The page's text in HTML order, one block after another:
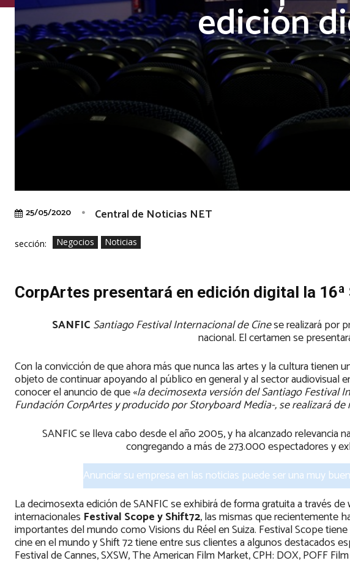
edición
25/05/2020 Central de Noticias NET
sección: Negocios Noticias
CorpArtes presentará en edición digital la 16ª
SANFIC Santiago Festival Internacional de Cinese realizará por
nacional. El certamen se
Con la convicción de que ahora más que nunca las artes y la cultura tienen
objeto de continuar apoyando al público en general y al sector audiovisual
conocer el anuncio de que «la decimosexta versión del Santiago Festival
Fundación CorpArtes y producido por Storyboard Media-, se realizará
SANFIC se lleva cabo desde el año 2005, y ha alcanzado relevancia
congregando a más de 273.000 espectadores y
Anunciar su empresa en las noticias puede ser una muy
La decimosexta edición de SANFIC se exhibirá de forma gratuita a través
internacionales Festival Scope y Shift72, las mismas que recientemente
importantes del mundo como Visions du Réel en Suiza. Festival Scope
cine en el mundo y Shift 72 tiene entre sus clientes a algunos destacados
Festival de Cannes, SXSW, The American Film Market, CPH: DOX, POFF